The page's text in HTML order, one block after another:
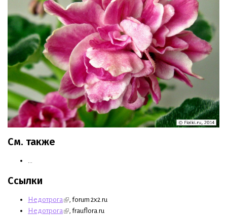
См. также
...
Ссылки
Недотрога
, forum 2x2.ru
Недотрога
, frauflora.ru